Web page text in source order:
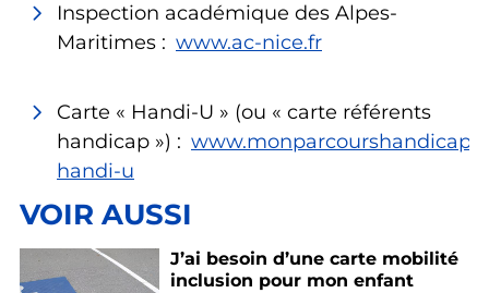
Inspection académique des Alpes-
Maritimes : www.ac-nice.fr
Carte « Handi-U » (ou « carte référents
handicap ») :
handi-u
VOIR AUSSI
J’ai besoin d’une carte mobilité
inclusion pour mon enfant